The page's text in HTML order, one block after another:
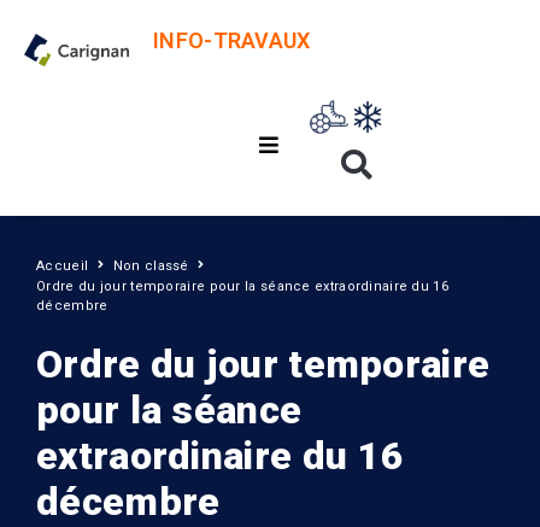
INFO-TRAVAUX
Accueil
Non classé
Ordre du jour temporaire pour la séance extraordinaire du 16
décembre
Ordre du jour temporaire
pour la séance
extraordinaire du 16
décembre